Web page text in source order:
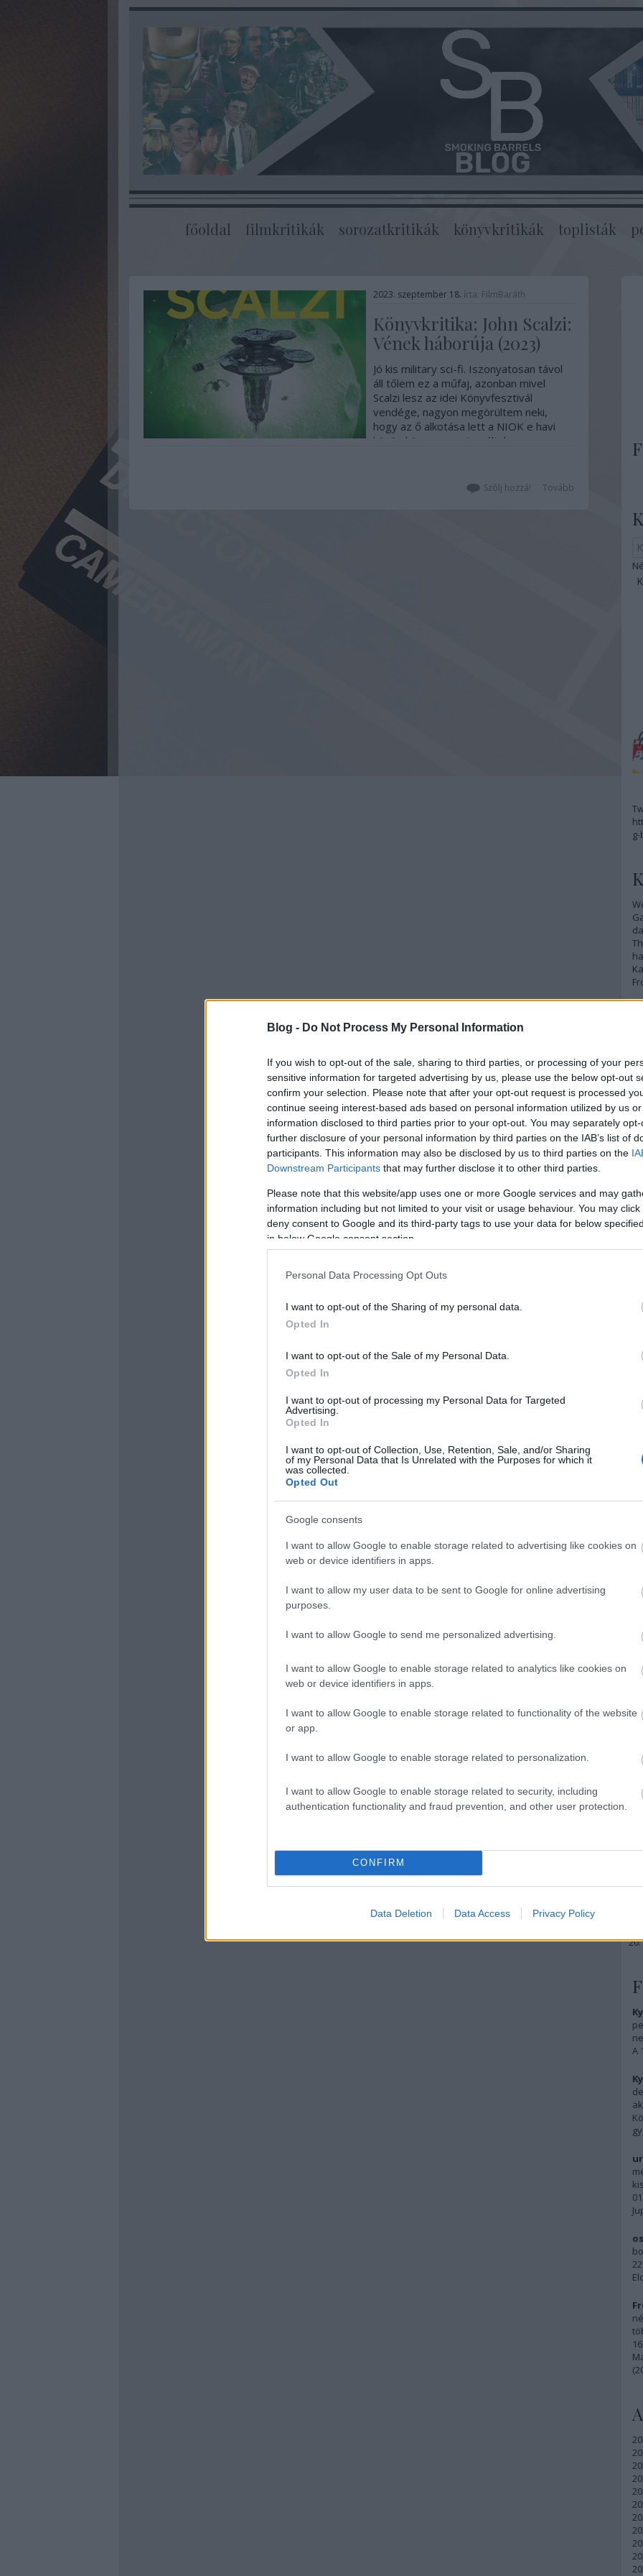
Blog - Do Not Process My Personal Information
If you wish to opt-out of the sale, sharing to third parties, or processing of your
sensitive information for targeted advertising by us, please use the below opt-out
confirm your selection. Please note that after your opt-out request is processed
continue seeing interest-based ads based on personal information utilized by us
information disclosed to third parties prior to your opt-out. You may separately
further disclosure of your personal information by third parties on the IAB’s list of
participants. This information may also be disclosed by us to third parties on the
Downstream Participants that may further disclose it to other third parties.
Please note that this website/app uses one or more Google services and may
information including but not limited to your visit or usage behaviour. You may
deny consent to Google and its third-party tags to use your data for below
in below Google consent section.
Personal Data Processing Opt Outs
I want to opt-out of the Sharing of my personal data.
Opted In
I want to opt-out of the Sale of my Personal Data.
Opted In
I want to opt-out of processing my Personal Data for Targeted
Advertising.
Opted In
I want to opt-out of Collection, Use, Retention, Sale, and/or Sharing
of my Personal Data that Is Unrelated with the Purposes for which it
was collected.
Opted Out
Google consents
I want to allow Google to enable storage related to advertising like cookies on
web or device identifiers in apps.
I want to allow my user data to be sent to Google for online advertising
purposes.
I want to allow Google to send me personalized advertising.
I want to allow Google to enable storage related to analytics like cookies on
web or device identifiers in apps.
I want to allow Google to enable storage related to functionality of the website
or app.
I want to allow Google to enable storage related to personalization.
I want to allow Google to enable storage related to security, including
authentication functionality and fraud prevention, and other user protection.
CONFIRM
Data Deletion Data Access Privacy Policy
főoldal filmkritikák sorozatkritikák könyvkritikák toplisták
2023. szeptember 18. írta: FilmBaráth
Könyvkritika: John Scalzi:
Vének háborúja (2023)
Jó kis military sci-fi. Iszonyatosan távol
áll tőlem ez a műfaj, azonban mivel
Scalzi lesz az idei Könyvfesztivál
vendége, nagyon megörültem neki,
hogy az ő alkotása lett a NIOK e havi
közös könyve, mert ezáltal
Tovább
Szólj hozzá!
A